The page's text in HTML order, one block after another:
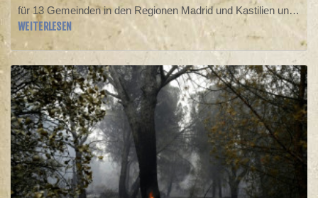
für 13 Gemeinden in den Regionen Madrid und Kastilien und
León aufgehoben. Die Aufhebung sollte am Dienstag um
17.00 Uhr Ortszeit in Kraft treten, wie das spanische
Innenministerium erklärte. Die Bewohner könnten nun damit
beginnen, in ihre Häuser zurückzukehren.
WEITERLESEN